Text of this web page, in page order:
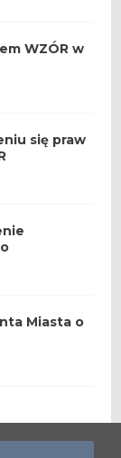
WZÓR w
się praw
Miasta o